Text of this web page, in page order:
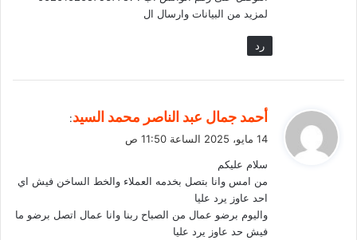
لمزيد من البيانات وارسال ال
رد
ي
ل
أحمد جمال عبد الناصر محمد السيد:
14 مايو، 2025 الساعة 11:50 ص
سلام عليكم
من امس وانا بتصل بخدمه العملاء والخط الساخن فيش اي
احد عاوز يرد عليا
واليوم برضو عمال من الصباح ربنا وانا عمال اتصل برضو ما
فيش حد عاوز يرد عليا